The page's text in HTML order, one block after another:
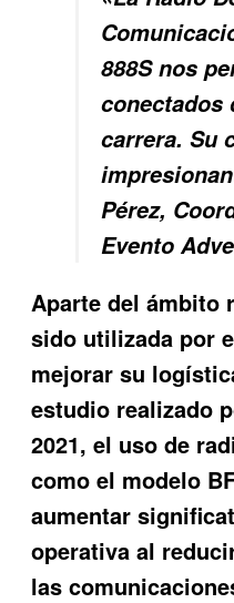
888S nos
conectados
carrera. Su
Pérez,
Evento
Aparte del ámbito
sido utilizada por
mejorar su
estudio realizado
2021, el uso de
como el modelo
aumentar
operativa al
las